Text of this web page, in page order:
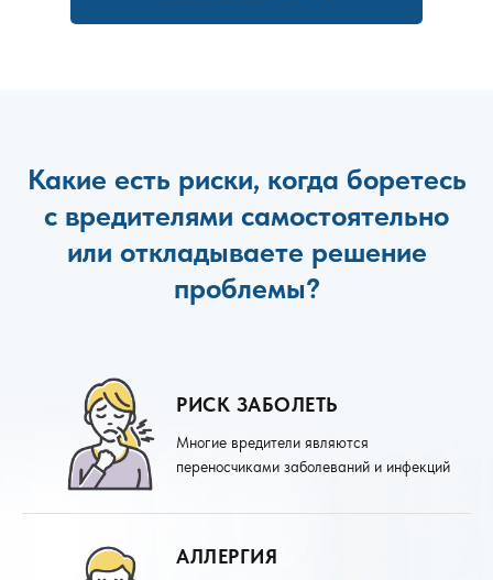
Какие есть риски, когда боретесь
с вредителями самостоятельно
или откладываете решение
проблемы?
РИСК ЗАБОЛЕТЬ
Многие вредители являются
переносчиками заболеваний и инфекций
АЛЛЕРГИЯ